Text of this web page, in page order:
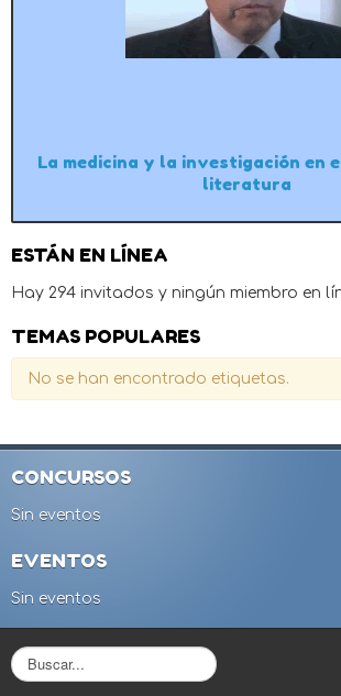
La medicina y la investigación en
literatura
ESTÁN EN LÍNEA
Hay 294 invitados y ningún miembro en
TEMAS POPULARES
No se han encontrado etiquetas.
CONCURSOS
Sin eventos
EVENTOS
Sin eventos
B
u